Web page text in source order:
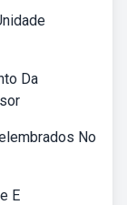
Da
No
E